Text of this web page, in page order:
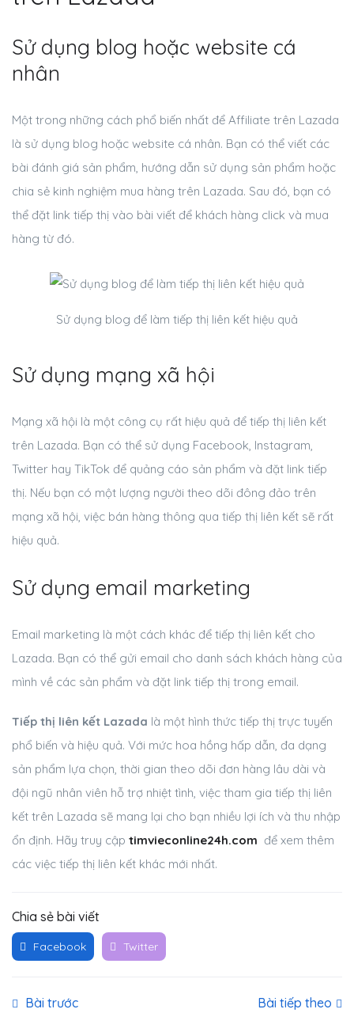
Sử dụng blog hoặc website cá
nhân
Một trong những cách phổ biến nhất để Affiliate trên Lazada
là sử dụng blog hoặc website cá nhân. Bạn có thể viết các
bài đánh giá sản phẩm, hướng dẫn sử dụng sản phẩm hoặc
chia sẻ kinh nghiệm mua hàng trên Lazada. Sau đó, bạn có
thể đặt link tiếp thị vào bài viết để khách hàng click và mua
hàng từ đó.
Sử dụng blog để làm tiếp thị liên kết hiệu quả
Sử dụng mạng xã hội
Mạng xã hội là một công cụ rất hiệu quả để tiếp thị liên kết
trên Lazada. Bạn có thể sử dụng Facebook, Instagram,
Twitter hay TikTok để quảng cáo sản phẩm và đặt link tiếp
thị. Nếu bạn có một lượng người theo dõi đông đảo trên
mạng xã hội, việc bán hàng thông qua tiếp thị liên kết sẽ rất
hiệu quả.
Sử dụng email marketing
Email marketing là một cách khác để tiếp thị liên kết cho
Lazada. Bạn có thể gửi email cho danh sách khách hàng của
mình về các sản phẩm và đặt link tiếp thị trong email.
Tiếp thị liên kết Lazada là một hình thức tiếp thị trực tuyến
phổ biến và hiệu quả. Với mức hoa hồng hấp dẫn, đa dạng
sản phẩm lựa chọn, thời gian theo dõi đơn hàng lâu dài và
đội ngũ nhân viên hỗ trợ nhiệt tình, việc tham gia tiếp thị liên
kết trên Lazada sẽ mang lại cho bạn nhiều lợi ích và thu nhập
ổn định. Hãy truy cập timvieconline24h.com để xem thêm
các việc tiếp thị liên kết khác mới nhất.
Chia sẻ bài viết
Facebook Twitter
Bài trước Bài tiếp theo